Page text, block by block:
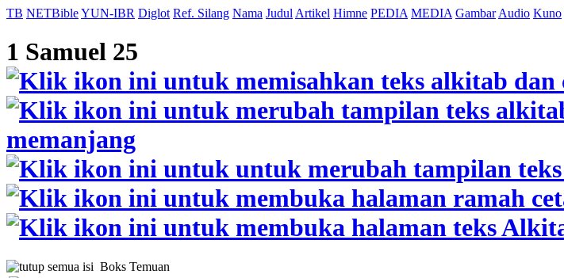
TB NETBibleYUN-IBR Diglot Ref. Silang Nama Judul Artikel Himne PEDIA MEDIA Gambar Audio Kuno
1 Samuel 25
Boks Temuan